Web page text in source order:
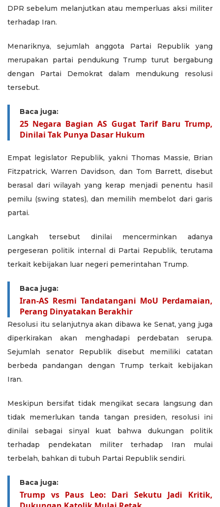
DPR sebelum melanjutkan atau memperluas aksi militer
terhadap Iran.
Menariknya, sejumlah anggota Partai Republik yang
merupakan partai pendukung Trump turut bergabung
dengan Partai Demokrat dalam mendukung resolusi
tersebut.
Baca juga:
25 Negara Bagian AS Gugat Tarif Baru Trump,
Dinilai Tak Punya Dasar Hukum
Empat legislator Republik, yakni Thomas Massie, Brian
Fitzpatrick, Warren Davidson, dan Tom Barrett, disebut
berasal dari wilayah yang kerap menjadi penentu hasil
pemilu (swing states), dan memilih membelot dari garis
partai.
Langkah tersebut dinilai mencerminkan adanya
pergeseran politik internal di Partai Republik, terutama
terkait kebijakan luar negeri pemerintahan Trump.
Baca juga:
Iran-AS Resmi Tandatangani MoU Perdamaian,
Perang Dinyatakan Berakhir
Resolusi itu selanjutnya akan dibawa ke Senat, yang juga
diperkirakan akan menghadapi perdebatan serupa.
Sejumlah senator Republik disebut memiliki catatan
berbeda pandangan dengan Trump terkait kebijakan
Iran.
Meskipun bersifat tidak mengikat secara langsung dan
tidak memerlukan tanda tangan presiden, resolusi ini
dinilai sebagai sinyal kuat bahwa dukungan politik
terhadap pendekatan militer terhadap Iran mulai
terbelah, bahkan di tubuh Partai Republik sendiri.
Baca juga:
Trump vs Paus Leo: Dari Sekutu Jadi Kritik,